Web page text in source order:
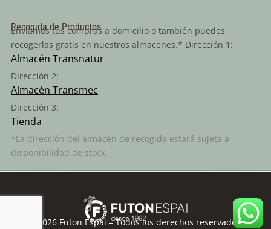
Recogida de Productos
Enviamos tus compras a domicilio o también puedes
recogerlas gratis en nuestros almacenes.* Dirección 1:
Almacén Transnatur
Dirección 2:
Almacén Transmec
Dirección 3:
Tienda
*La dirección del almacén de recogida estará sujeta a
disponibilidad de stock.
2026 Futon Espai – Todos los derechos reservados.